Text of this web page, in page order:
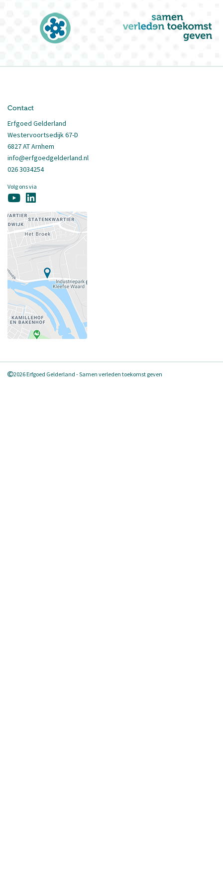
Contact
Erfgoed Gelderland
Westervoortsedijk 67-D
6827 AT Arnhem
info@erfgoedgelderland.nl
026 3034254
Volg ons via
2026 Erfgoed Gelderland - Samen verleden toekomst geven